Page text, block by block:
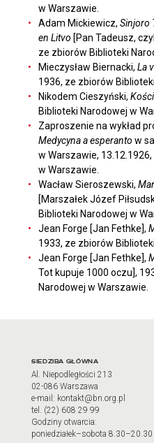
w Warszawie.
Adam Mickiewicz, Sinjoro
en Litvo [Pan Tadeusz,
ze zbiorów Biblioteki
Mieczysław Biernacki, La
1936, ze zbiorów
Nikodem Cieszyński,
Biblioteki Narodowej w
Zaproszenie na wykład
Medycyna a esperanto w
w Warszawie,
w Warszawie.
Wacław Sieroszewski,
[Marszałek Józef
Biblioteki Narodowej w
Jean Forge [Jan Fethke],
1933, ze zbiorów
Jean Forge [Jan Fethke],
Tot kupuje 1000 oczu],
Narodowej w Warszawie.
Adres oraz
SIEDZIBA GŁÓWNA
Al. Niepodległości 213
02-086 Warszawa
e-mail: kontakt@bn.org.pl
tel. (22) 608 29 99
Godziny otwarcia:
poniedziałek–sobota 8.30–20.30